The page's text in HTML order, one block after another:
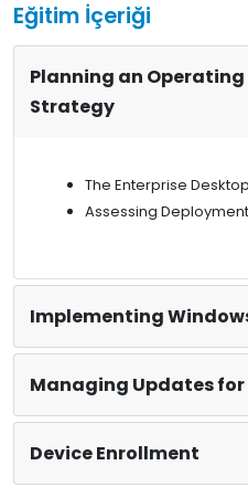
Eğitim İçeriği
Planning an
Strategy
The Enterprise Desktop
Assessing
Implementing
Managing Updates for
Device Enrollment